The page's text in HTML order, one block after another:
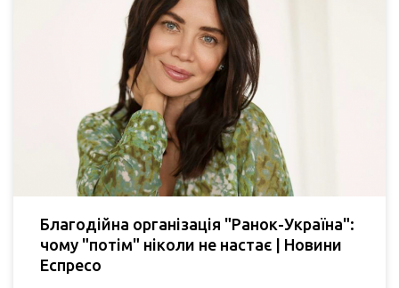
Благодійна організація "Ранок-Україна":
чому "потім" ніколи не настає | Новини
Еспресо